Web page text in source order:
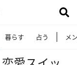
暮らす 占う メ